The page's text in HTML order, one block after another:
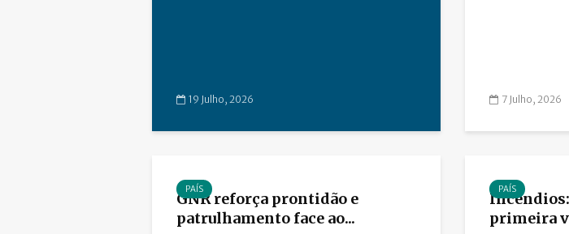
19 Julho, 2026 7 Julho, 2026
PAÍS
GNR reforça prontidão e
patrulhamento face ao...
PAÍS
primeira